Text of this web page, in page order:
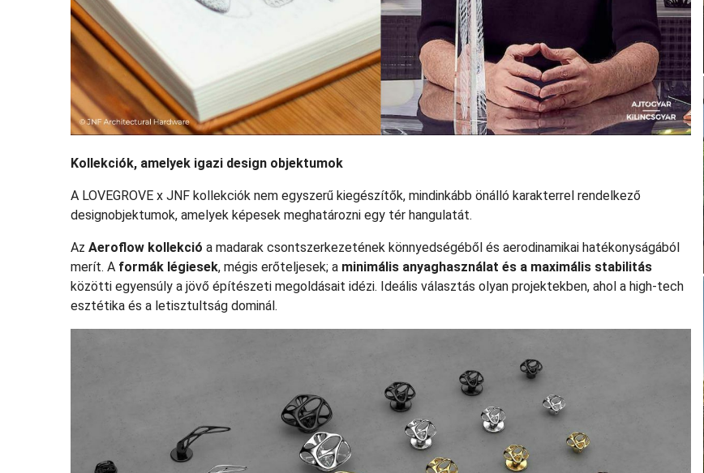
Kollekciók, amelyek igazi design objektumok
A LOVEGROVE x JNF kollekciók nem egyszerű kiegészítők, mindinkább önálló karakterrel rendelkező
designobjektumok, amelyek képesek meghatározni egy tér hangulatát.
Az Aeroflow kollekció a madarak csontszerkezetének könnyedségéből és aerodinamikai hatékonyságából
merít. A formák légiesek, mégis erőteljesek; a minimális anyaghasználat és a maximális stabilitás
közötti egyensúly a jövő építészeti megoldásait idézi. Ideális választás olyan projektekben, ahol a high-tech
esztétika és a letisztultság dominál.